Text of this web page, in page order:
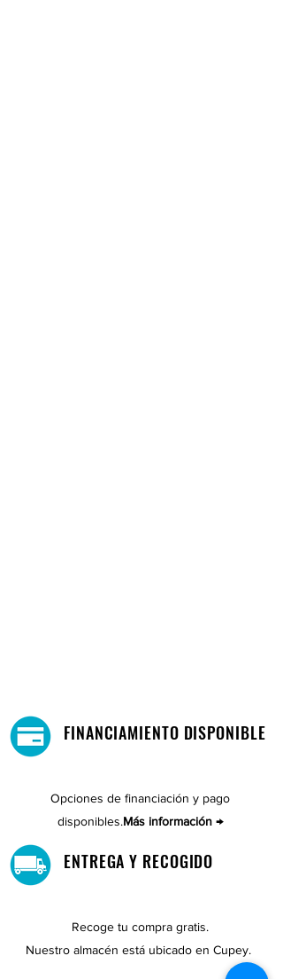
FINANCIAMIENTO DISPONIBLE
Opciones de financiación y pago
disponibles.Más información →
ENTREGA Y RECOGIDO
Recoge tu compra gratis.
Nuestro almacén está ubicado en Cupey.